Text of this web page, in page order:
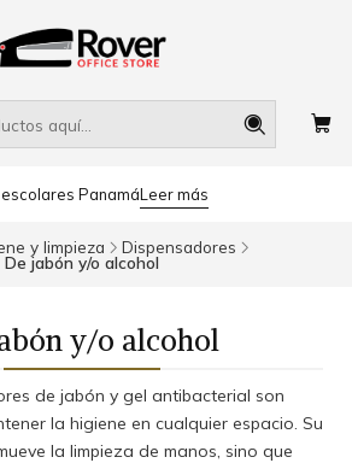
PanamáLeer más
y limpieza Dispensadores
De jabón y/o alcohol
y/o alcohol
de jabón y gel antibacterial son
la higiene en cualquier espacio. Su
la limpieza de manos, sino que